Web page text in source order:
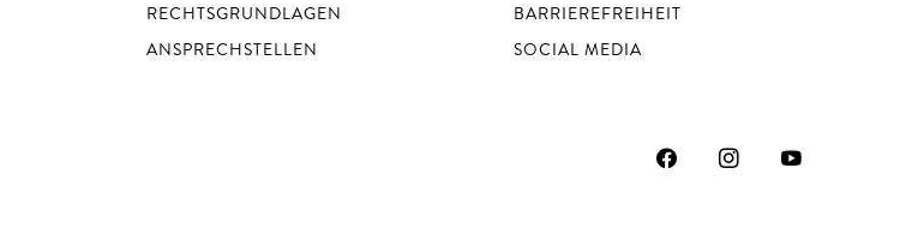
RECHTSGRUNDLAGEN
ANSPRECHSTELLEN
BARRIEREFREIHEIT
SOCIAL MEDIA